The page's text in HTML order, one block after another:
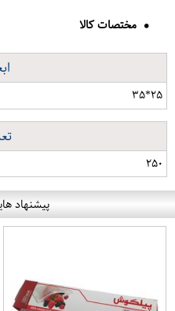
مختصات کالا
۲۵*۳۵
۲۵۰
پیشنهاد